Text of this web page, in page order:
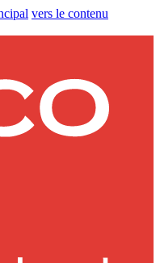
vers le contenu